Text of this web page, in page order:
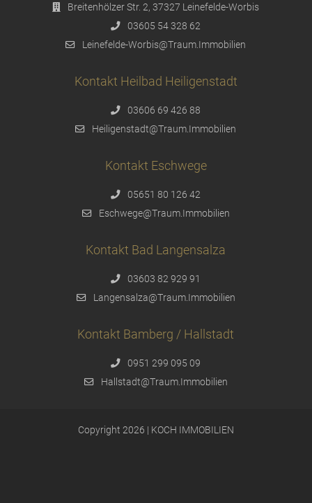
Breitenhölzer Str. 2, 37327 Leinefelde-Worbis
03605 54 328 62
Leinefelde-Worbis@Traum.Immobilien
Kontakt Heilbad Heiligenstadt
03606 69 426 88
Heiligenstadt@Traum.Immobilien
Kontakt Eschwege
05651 80 126 42
Eschwege@Traum.Immobilien
Kontakt Bad Langensalza
03603 82 929 91
Langensalza@Traum.Immobilien
Kontakt Bamberg / Hallstadt
0951 299 095 09
Hallstadt@Traum.Immobilien
Copyright 2026 | KOCH IMMOBILIEN